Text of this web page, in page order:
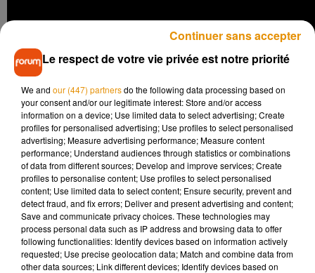
fameuse statuette que deux fois : à titre honoraire en 2007
pour l’ensemble de sa carrière et en 2016 pour la bande
originale du western de Quentin Tarantino,Les Huit
salopards.
Son style, reconnaissable entre tous, aura inspiré de
nombreux auteurs et compositeurs, aussi bien dans le milieu
de la musique de film, mais aussi du rock ou du rap...
Le groupe Metallica, notamment, ouvre tous ses concerts
avecThe Ecstasy of Gold, la bande originale duBon, la brute
et le truand...
Le respect de votre vie privée est notre priorité
We and our (447) partnersdo the following data processing based on
your consent and/or our legitimate interest: Store and/or access
information on a device; Use limited data to select advertising; Create
profiles for personalised advertising; Use profiles to select personalised
advertising; Measure advertising performance; Measure content
performance; Understand audiences through statistics or combinations
of data from different sources; Develop and improve services; Create
profiles to personalise content; Use profiles to select personalised
content; Use limited data to select content; Ensure security, prevent and
detect fraud, and fix errors; Deliver and present advertising and content;
Save and communicate privacy choices. These technologies may
process personal data such as IP address and browsing data to offer
following functionalities: Identify devices based on information actively
requested; Use precise geolocation data; Match and combine data from
other data sources; Link different devices; Identify devices based on
Continuer sans accepter